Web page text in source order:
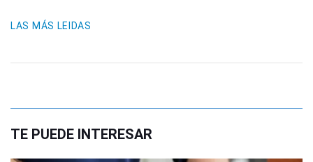
LAS MÁS LEIDAS
TE PUEDE INTERESAR